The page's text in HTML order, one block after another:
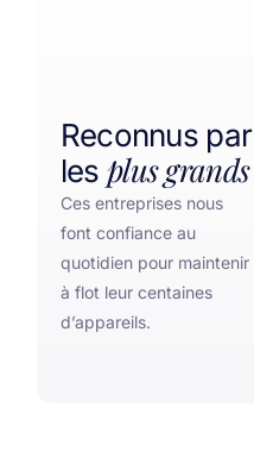
Reconnus par
les plus grands
Ces entreprises nous
font confiance au
quotidien pour maintenir
à flot leur centaines
d’appareils.